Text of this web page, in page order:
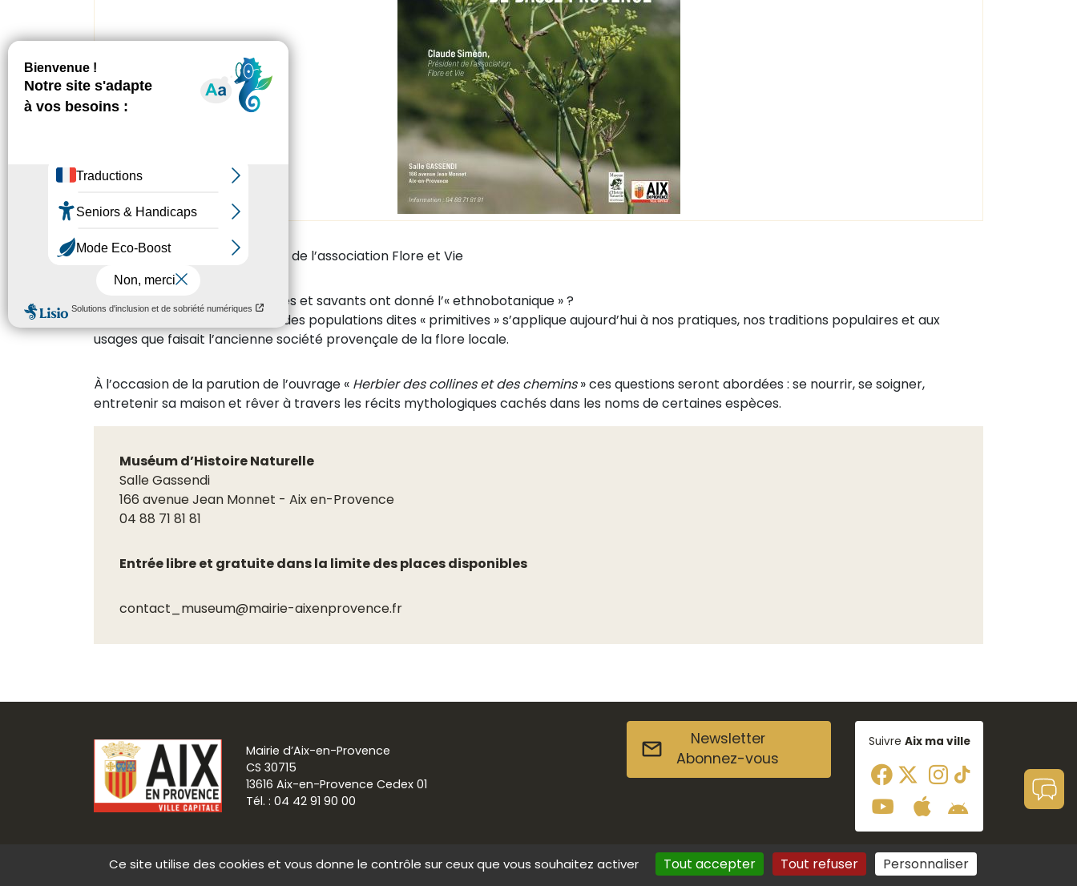
ParClaude Siméon , Président de l’association Flore et Vie
Comment les savoirs populaires et savants ont donné l’« ethnobotanique » ?
Ce terme autrefois attribué à des populations dites « primitives » s’applique aujourd’hui à nos pratiques, nos traditions populaires et aux
usages que faisait l’ancienne société provençale de la flore locale.
À l’occasion de la parution de l’ouvrage « Herbier des collines et des chemins» ces questions seront abordées : se nourrir, se soigner,
entretenir sa maison et rêver à travers les récits mythologiques cachés dans les noms de certaines espèces.
Muséum d’Histoire Naturelle
Salle Gassendi
166 avenue Jean Monnet - Aix en-Provence
04 88 71 81 81
Entrée libre et gratuite dans la limite des places disponibles
contact_museum@mairie-aixenprovence.fr
Mairie d’Aix-en-Provence
CS 30715
13616 Aix-en-Provence Cedex 01
Tél. : 04 42 91 90 00
Newsletter
Abonnez-vous
Suivre Aix ma ville
Communication Mentions légales Données personnelles Contact Accessibilité : non conforme Aide à la navigation Plan du site
Ce site utilise des cookies et vous donne le contrôle sur ceux que vous souhaitez activer Tout accepter Tout refuser Personnaliser